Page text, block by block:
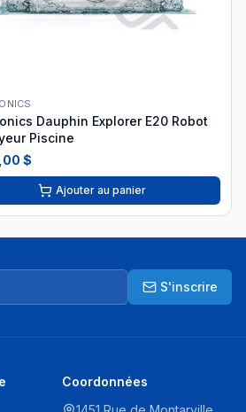
Dauphin Explorer E20 Robot
Piscine
$
Ajouter au panier
S'inscrire
Coordonnées